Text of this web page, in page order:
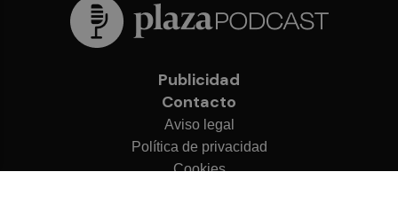
Publicidad
Contacto
Aviso legal
Política de privacidad
Cookies